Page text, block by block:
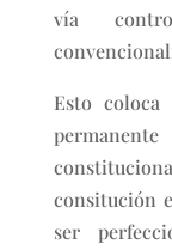
vía
Esto
consitución
ser